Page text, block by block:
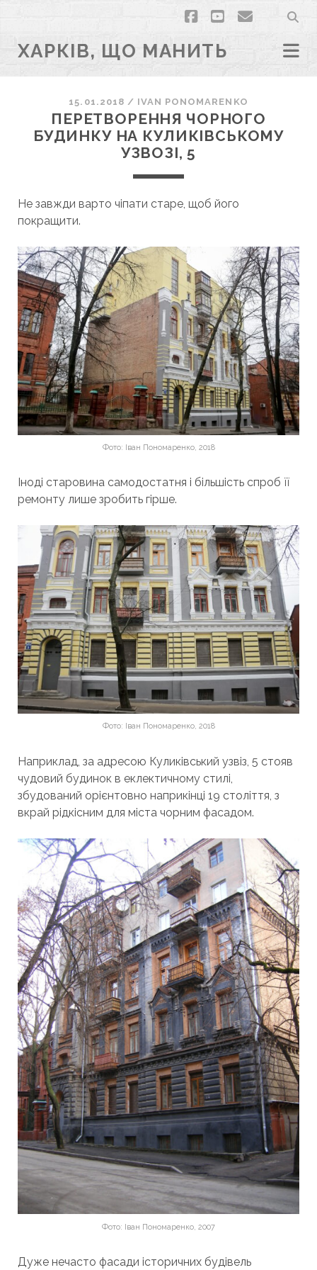
facebook
youtubeemail
ХАРКІВ, ЩО МАНИТЬ
15.01.2018 / ІVAN PONOMARENKO
ПЕРЕТВОРЕННЯ ЧОРНОГО
БУДИНКУ НА КУЛИКІВСЬКОМУ
УЗВОЗІ, 5
Не завжди варто чіпати старе, щоб його
покращити.
Фото: Іван Пономаренко, 2018
Іноді старовина самодостатня і більшість спроб її
ремонту лише зробить гірше.
Фото: Іван Пономаренко, 2018
Наприклад, за адресою Куликівський узвіз, 5 стояв
чудовий будинок в еклектичному стилі,
збудований орієнтовно наприкінці 19 століття, з
вкрай рідкісним для міста чорним фасадом.
Фото: Іван Пономаренко, 2007
Дуже нечасто фасади історичних будівель